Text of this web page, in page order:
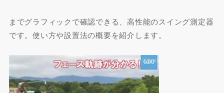
までグラフィックで確認できる、高性能のスイング測定器
です。使い方や設置法の概要を紹介します。